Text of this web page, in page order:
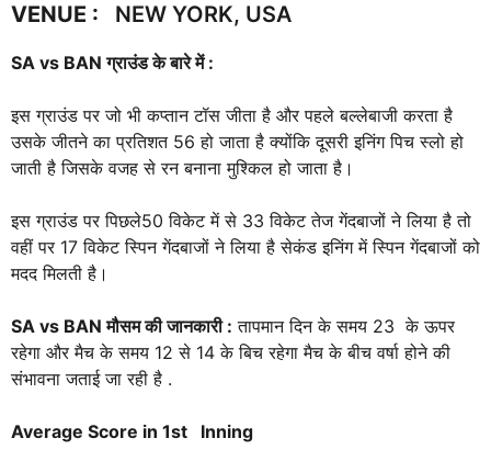
VENUE : NEW YORK, USA
SA vs BANग्राउंड के बारे में :
इस ग्राउंड पर जो भी कप्तान टॉस जीता है और पहले बल्लेबाजी करता है
उसके जीतने का प्रतिशत 56 हो जाता है क्योंकि दूसरी इनिंग पिच स्लो हो
जाती है जिसके वजह से रन बनाना मुश्किल हो जाता है।
इस ग्राउंड पर पिछले50 विकेट में से 33 विकेट तेज गेंदबाजों ने लिया है तो
वहीं पर 17 विकेट स्पिन गेंदबाजों ने लिया है सेकंड इनिंग में स्पिन गेंदबाजों को
मदद मिलती है।
SA vs BANमौसम की जानकारी : तापमान दिन के समय 23 के ऊपर
रहेगा और मैच के समय 12 से 14 के बिच रहेगा मैच के बीच वर्षा होने की
संभावना जताई जा रही है .
Average Score in 1st Inning